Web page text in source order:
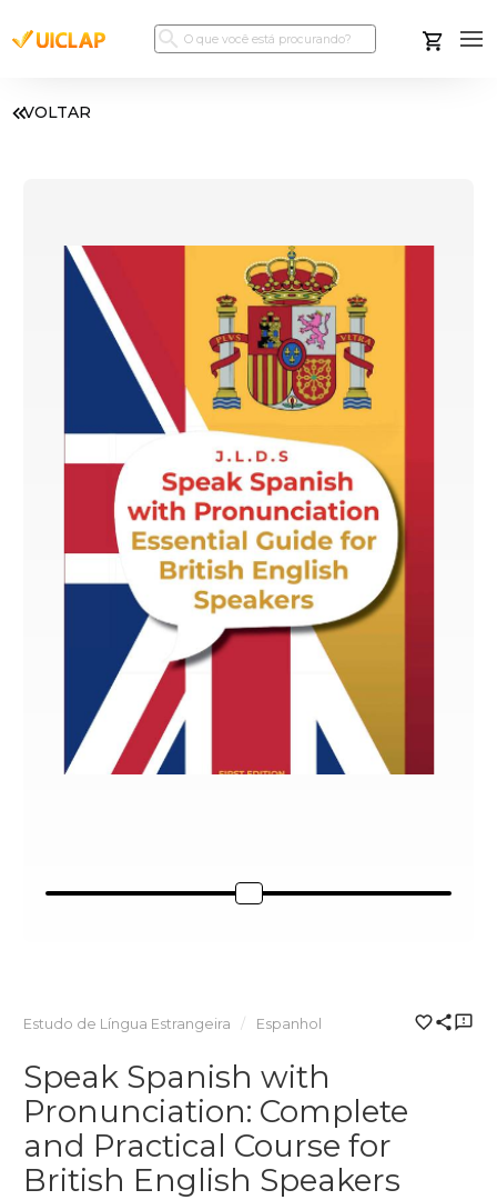
VOLTAR
Estudo de Língua Estrangeira Espanhol
Speak Spanish with
Pronunciation: Complete
and Practical Course for
British English Speakers